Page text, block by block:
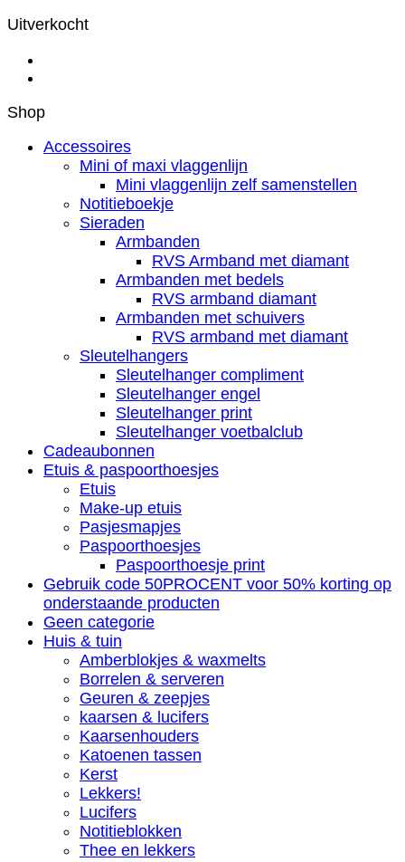
Uitverkocht
Shop
Accessoires
Mini of maxi vlaggenlijn
Mini vlaggenlijn zelf samenstellen
Notitieboekje
Sieraden
Armbanden
RVS Armband met diamant
Armbanden met bedels
RVS armband diamant
Armbanden met schuivers
RVS armband met diamant
Sleutelhangers
Sleutelhanger compliment
Sleutelhanger engel
Sleutelhanger print
Sleutelhanger voetbalclub
Cadeaubonnen
Etuis & paspoorthoesjes
Etuis
Make-up etuis
Pasjesmapjes
Paspoorthoesjes
Paspoorthoesje print
Gebruik code 50PROCENT voor 50% korting op
onderstaande producten
Geen categorie
Huis & tuin
Amberblokjes & waxmelts
Borrelen & serveren
Geuren & zeepjes
kaarsen & lucifers
Kaarsenhouders
Katoenen tassen
Kerst
Lekkers!
Lucifers
Notitieblokken
Thee en lekkers